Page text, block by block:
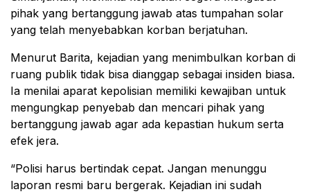
pihak yang bertanggung jawab atas tumpahan solar
yang telah menyebabkan korban berjatuhan.
Menurut Barita, kejadian yang menimbulkan korban di
ruang publik tidak bisa dianggap sebagai insiden biasa.
Ia menilai aparat kepolisian memiliki kewajiban untuk
mengungkap penyebab dan mencari pihak yang
bertanggung jawab agar ada kepastian hukum serta
efek jera.
“Polisi harus bertindak cepat. Jangan menunggu
laporan resmi baru bergerak. Kejadian ini sudah